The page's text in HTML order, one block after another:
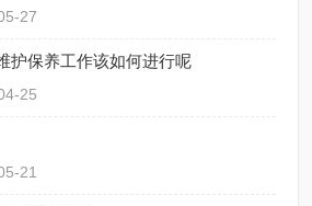
27
护保养工作该如何进行呢
25
21